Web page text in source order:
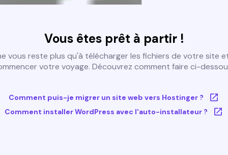
Vous êtes prêt à partir !
vous reste plus qu'à télécharger les fichiers de votre site
votre voyage. Découvrez comment faire ci-
Comment puis-je migrer un site web vers Hostinger ?
Comment installer WordPress avec l'auto-installateur ?